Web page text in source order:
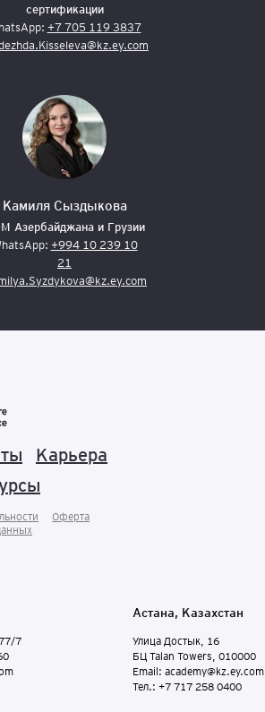
сертификации
+7 705 119 3837
Камиля Сыздыкова
Азербайджана и Грузии
+994 10 239 10
21
Карьера
Оферта
7
Астана, Казахстан
Улица Достык, 16
БЦ Talan Towers, 010000
Email: academy@kz.ey.com
Тел.: +7 717 258 0400